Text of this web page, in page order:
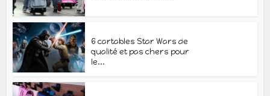
6 cartables Star Wars de
qualité et pas chers pour
le...